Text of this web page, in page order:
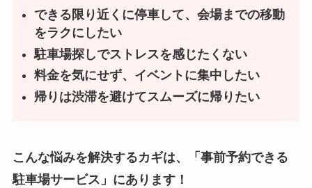
できる限り近くに停車して、会場までの移動
をラクにしたい
駐車場探しでストレスを感じたくない
料金を気にせず、イベントに集中したい
帰りは渋滞を避けてスムーズに帰りたい
こんな悩みを解決するカギは、「事前予約できる
駐車場サービス」にあります！